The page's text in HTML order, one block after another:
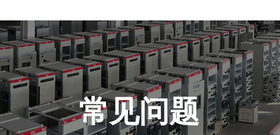
常见问题